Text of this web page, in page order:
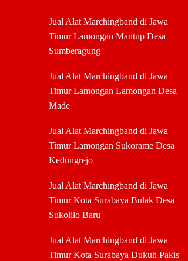
Jual Alat Marchingband di Jawa
Timur Lamongan Mantup Desa
Sumberagung
Jual Alat Marchingband di Jawa
Timur Lamongan Lamongan Desa
Made
Jual Alat Marchingband di Jawa
Timur Lamongan Sukorame Desa
Kedungrejo
Jual Alat Marchingband di Jawa
Timur Kota Surabaya Bulak Desa
Sukolilo Baru
Jual Alat Marchingband di Jawa
Timur Kota Surabaya Dukuh Pakis